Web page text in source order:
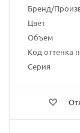
Бренд/
Цвет
Объем
Код оттенка
Серия